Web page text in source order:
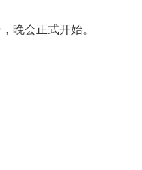
晚会正式开始。